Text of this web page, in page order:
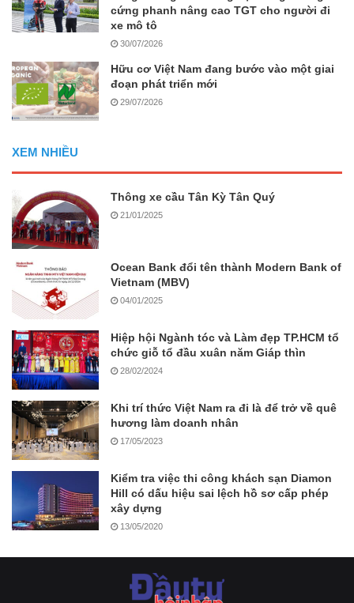
cứng phanh nâng cao TGT cho người đi
xe mô tô
30/07/2026
Hữu cơ Việt Nam đang bước vào một giai
đoạn phát triển mới
29/07/2026
XEM NHIỀU
Thông xe cầu Tân Kỳ Tân Quý
21/01/2025
Ocean Bank đổi tên thành Modern Bank of
Vietnam (MBV)
04/01/2025
Hiệp hội Ngành tóc và Làm đẹp TP.HCM tổ
chức giỗ tổ đầu xuân năm Giáp thìn
28/02/2024
Khi trí thức Việt Nam ra đi là để trở về quê
hương làm doanh nhân
17/05/2023
Kiểm tra việc thi công khách sạn Diamon
Hill có dấu hiệu sai lệch hồ sơ cấp phép
xây dựng
13/05/2020